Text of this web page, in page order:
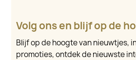
Volg ons en blijf op de
Blijf op de hoogte van nieuwtjes,
promoties, ontdek de nieuwste